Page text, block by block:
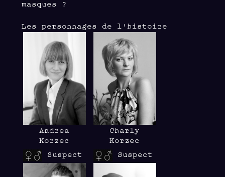
masques ?
Les personnages de l'histoire
Andrea
Korzec
Suspect
Charly
Korzec
Suspect